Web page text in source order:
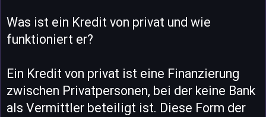
Was ist ein Kredit von privat und wie
funktioniert er?
Ein Kredit von privat ist eine Finanzierung
zwischen Privatpersonen, bei der keine Bank
als Vermittler beteiligt ist. Diese Form der